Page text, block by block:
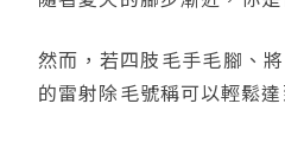
然而，若四肢毛手毛腳、
的雷射除毛號稱可以輕鬆